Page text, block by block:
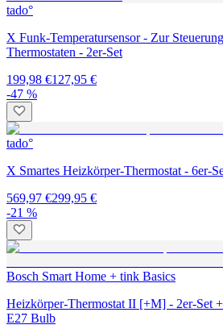
tado°
X Funk-Temperatursensor - Zur
Thermostaten - 2er-Set
199,98 €127,95 €
-47 %
tado°
X Smartes Heizkörper-Thermostat - 6er-
569,97 €299,95 €
-21 %
Bosch Smart Home + tink Basics
Heizkörper-Thermostat II [+M] - 2er-Set
E27 Bulb